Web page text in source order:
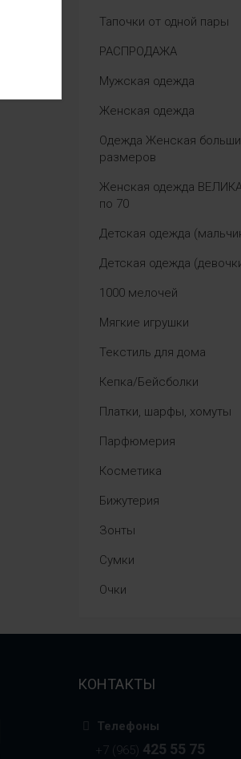
Тапочки от одной пары
РАСПРОДАЖА
Мужская одежда
Женская одежда
Одежда Женская
размеров
Женская одежда
по 70
Детская одежда
Детская одежда
1000 мелочей
Мягкие игрушки
Текстиль для дома
Кепка/Бейсболки
Платки, шарфы, хомуты
Парфюмерия
Косметика
Бижутерия
Зонты
Сумки
Очки
КОНТАКТЫ
Телефоны
+7 (965) 425 55 75